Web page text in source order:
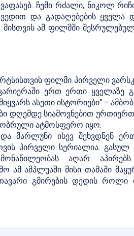
ჩემი რძალი, ნიკოლ
და გადაღებების ყველა
მისთვის ამ ფილმში
ფილმი პირველი
ერთ ერთი ყველაზე
ასეთი ისტორიები“ –
დღემდე სიამოვნებით
ატმოსფერო იყო.
მარლუნი ისევ შეხვდნენ
პირველი სერიალია. გასულ
აღარ
ამ ამპლუაში მისი თამაში
გმირების დედის